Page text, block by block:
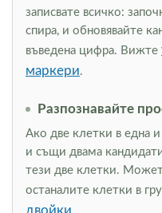
записвате всичко:
спира, и обновявайте
въведена цифра. Вижте
маркери.
Разпознавайте
Ако две клетки в една
и същи двама
тези две клетки.
останалите клетки в
двойки